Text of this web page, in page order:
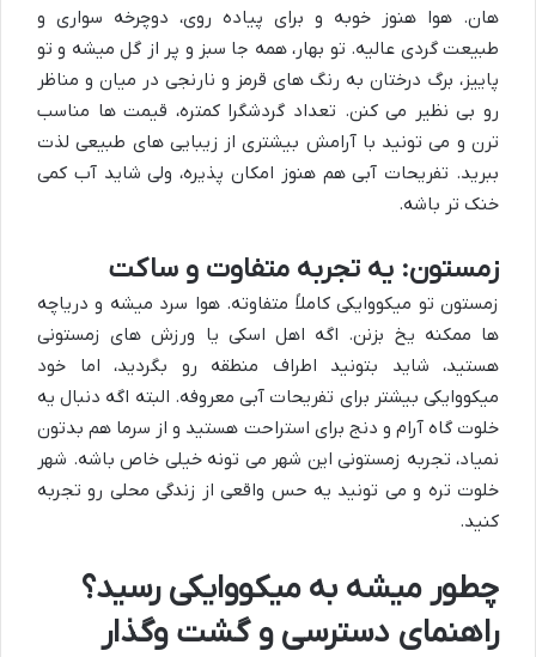
هان. هوا هنوز خوبه و برای پیاده روی، دوچرخه سواری و
طبیعت گردی عالیه. تو بهار، همه جا سبز و پر از گل میشه و تو
پاییز، برگ درختان به رنگ های قرمز و نارنجی در میان و مناظر
رو بی نظیر می کنن. تعداد گردشگرا کمتره، قیمت ها مناسب
ترن و می تونید با آرامش بیشتری از زیبایی های طبیعی لذت
ببرید. تفریحات آبی هم هنوز امکان پذیره، ولی شاید آب کمی
خنک تر باشه.
زمستون: یه تجربه متفاوت و ساکت
زمستون تو میکووایکی کاملاً متفاوته. هوا سرد میشه و دریاچه
ها ممکنه یخ بزنن. اگه اهل اسکی یا ورزش های زمستونی
هستید، شاید بتونید اطراف منطقه رو بگردید، اما خود
میکووایکی بیشتر برای تفریحات آبی معروفه. البته اگه دنبال یه
خلوت گاه آرام و دنج برای استراحت هستید و از سرما هم بدتون
نمیاد، تجربه زمستونی این شهر می تونه خیلی خاص باشه. شهر
خلوت تره و می تونید یه حس واقعی از زندگی محلی رو تجربه
کنید.
چطور میشه به میکووایکی رسید؟
راهنمای دسترسی و گشت وگذار